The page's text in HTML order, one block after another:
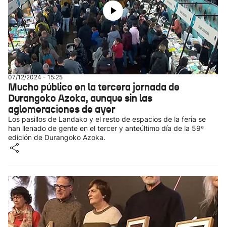
07/12/2024 - 15:25
Mucho público en la tercera jornada de
Durangoko Azoka, aunque sin las
aglomeraciones de ayer
Los pasillos de Landako y el resto de espacios de la feria se
han llenado de gente en el tercer y anteúltimo día de la 59ª
edición de Durangoko Azoka.